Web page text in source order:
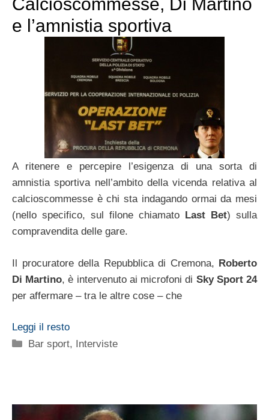
e l’amnistia sportiva
A ritenere e percepire l’esigenza di una sorta di
amnistia sportiva nell’ambito della vicenda relativa al
calcioscommesse è chi sta indagando ormai da mesi
(nello specifico, sul filone chiamato Last Bet) sulla
compravendita delle gare.
Il procuratore della Repubblica di Cremona, Roberto
Di Martino, è intervenuto ai microfoni di Sky Sport 24
per affermare – tra le altre cose – che
Leggi il resto
Categorie
Bar sport, Interviste